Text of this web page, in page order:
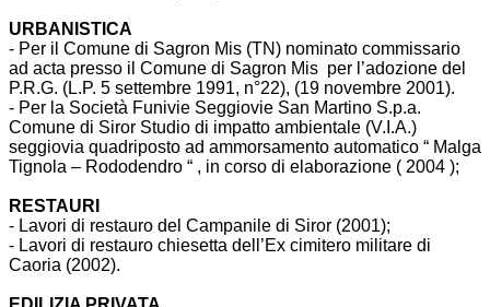
URBANISTICA
- Per il Comune di Sagron Mis (TN) nominato commissario
ad acta presso il Comune di Sagron Mis per l’adozione del
P.R.G. (L.P. 5 settembre 1991, n°22), (19 novembre 2001).
- Per la Società Funivie Seggiovie San Martino S.p.a.
Comune di Siror Studio di impatto ambientale (V.I.A.)
seggiovia quadriposto ad ammorsamento automatico “ Malga
Tignola – Rododendro “ , in corso di elaborazione ( 2004 );
RESTAURI
- Lavori di restauro del Campanile di Siror (2001);
- Lavori di restauro chiesetta dell’Ex cimitero militare di
Caoria (2002).